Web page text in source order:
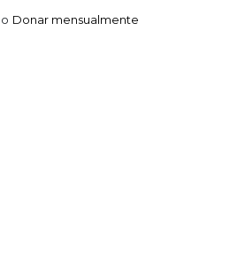
o Donar mensualmente